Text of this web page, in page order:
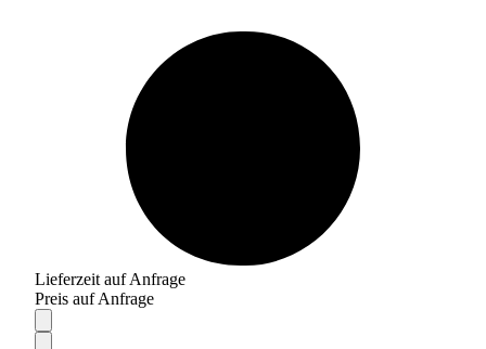
Lieferzeit auf Anfrage
Preis auf Anfrage